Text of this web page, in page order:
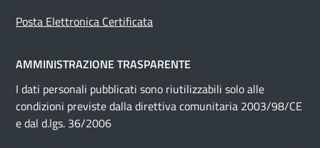
Posta Elettronica Certificata
AMMINISTRAZIONE TRASPARENTE
I dati personali pubblicati sono riutilizzabili solo alle
condizioni previste dalla direttiva comunitaria 2003/98/CE
e dal d.lgs. 36/2006